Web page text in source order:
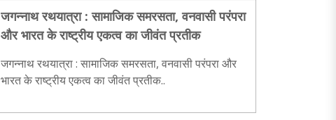
जगन्नाथ रथयात्रा : सामाजिक समरसता, वनवासी परंपरा
और भारत के राष्ट्रीय एकत्व का जीवंत प्रतीक
जगन्नाथ रथयात्रा : सामाजिक समरसता, वनवासी परंपरा और
भारत के राष्ट्रीय एकत्व का जीवंत प्रतीक..